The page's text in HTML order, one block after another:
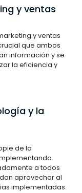
y ventas
y ventas
que ambos
información y se
la eficiencia y
y la
de la
a todos
aprovechar al
implementadas.